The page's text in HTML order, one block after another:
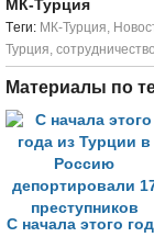
МК-Турция
Tеги: МК-Турция,
Турция, сотрудничество
Материалы по
С начала этого